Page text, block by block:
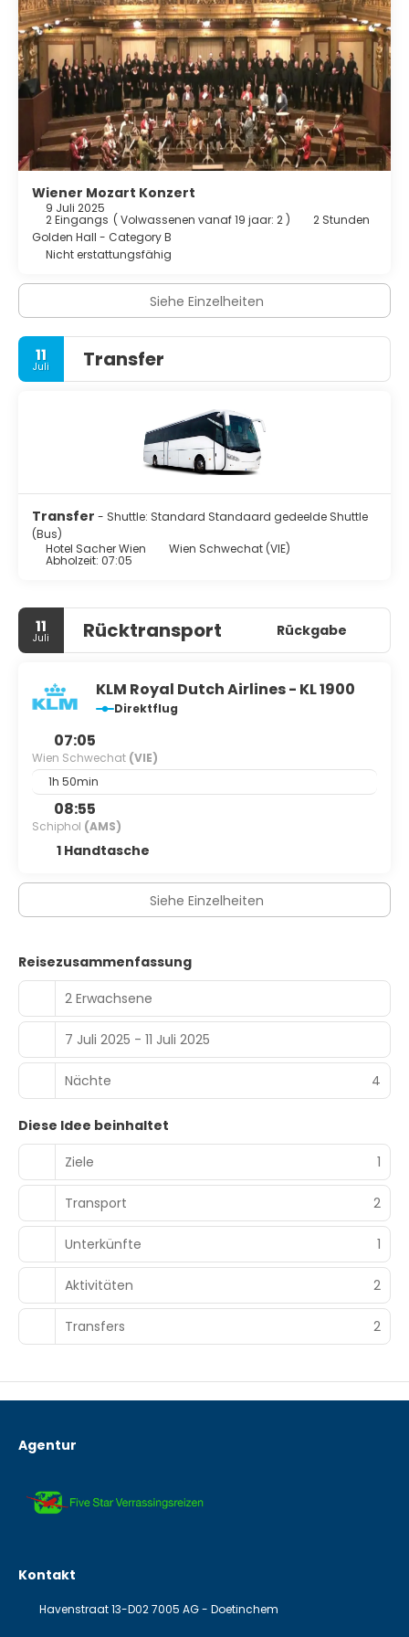
Wiener Mozart Konzert
9 Juli 2025
2 Eingangs ( Volwassenen vanaf 19 jaar: 2 )
2 Stunden
Golden Hall - Category B
Nicht erstattungsfähig
Siehe Einzelheiten
11
Juli Transfer
Transfer - Shuttle: Standard Standaard gedeelde Shuttle
(Bus)
Hotel Sacher Wien
Wien Schwechat (VIE)
Abholzeit: 07:05
11
Juli Rücktransport Rückgabe
KLM Royal Dutch Airlines - KL 1900
Direktflug
07:05
Wien Schwechat (VIE)
1h 50min
08:55
Schiphol (AMS)
1 Handtasche
Siehe Einzelheiten
Reisezusammenfassung
2 Erwachsene
7 Juli 2025 - 11 Juli 2025
Nächte 4
Diese Idee beinhaltet
Ziele
1
Transport 2
Unterkünfte 1
Aktivitäten 2
Transfers 2
Agentur
Kontakt
Havenstraat 13-D02 7005 AG - Doetinchem